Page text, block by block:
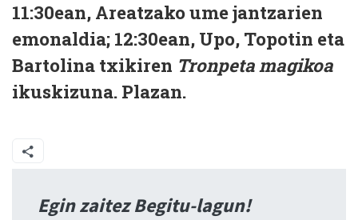
11:30ean, Areatzako ume jantzarien
emonaldia; 12:30ean, Upo, Topotin eta
Bartolina txikiren Tronpeta magikoa
ikuskizuna. Plazan.
Egin zaitez Begitu-lagun!